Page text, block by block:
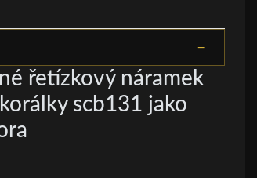
řetízkový náramek
scb131 jako